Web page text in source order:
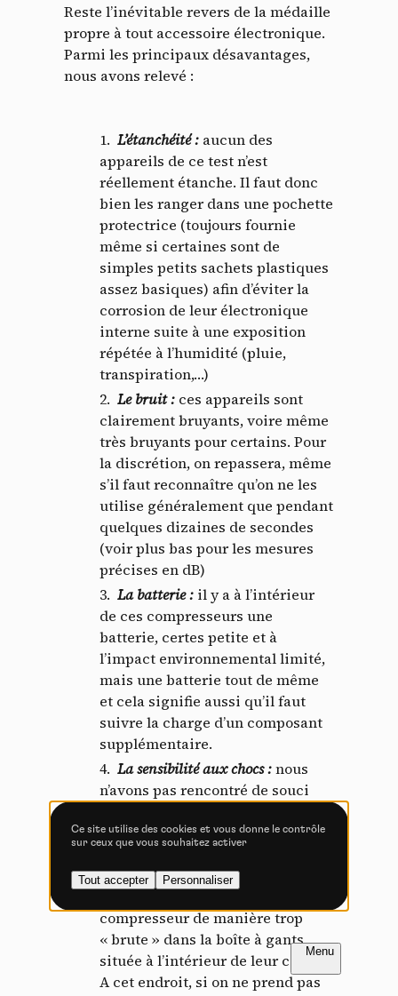
FR NL
Reste l’inévitable revers de la médaille
propre à tout accessoire électronique.
Parmi les principaux désavantages,
nous avons relevé :
L’étanchéité: aucun des
appareils de ce test n’est
réellement étanche. Il faut donc
bien les ranger dans une pochette
protectrice (toujours fournie
même si certaines sont de
simples petits sachets plastiques
assez basiques) afin d’éviter la
corrosion de leur électronique
interne suite à une exposition
répétée à l’humidité (pluie,
transpiration,…)
Le bruit: ces appareils sont
clairement bruyants, voire même
très bruyants pour certains. Pour
la discrétion, on repassera, même
s’il faut reconnaître qu’on ne les
utilise généralement que pendant
quelques dizaines de secondes
(voir plus bas pour les mesures
précises en dB)
La batterie: il y a à l’intérieur
de ces compresseurs une
batterie, certes petite et à
l’impact environnemental limité,
mais une batterie tout de même
et cela signifie aussi qu’il faut
suivre la charge d’un composant
supplémentaire.
La sensibilité aux chocs:nous
n’avons pas rencontré de souci
les retours d’utilisateurs de
longue date, plusieurs nous ont
rapporté avoir eu des soucis
après avoir stocké leur
compresseur de manière trop
« brute » dans la boîte à gants
située à l’intérieur de leur cadre.
A cet endroit, si on ne prend pas
Introduction
PAGE 1 / 13
Introduction
PAGE 1 / 13
Panneau de gestion des
cookies
En autorisant ces services tiers, vous acceptez le dépôt et la
lecture de cookies et l'utilisation de technologies de suivi
nécessaires à leur bon fonctionnement.
Politique de confidentialité
Tout refuser
Vidéos
Les services de partage de vidéo permettent d'enrichir
le site de contenu multimédia et augmentent sa
visibilité.
Vimeo interdit -Ce service peut déposer
Autoriser Interdire
YouTube interdit -
déposer 4 cookies.
Autoriser Interdire
Ce site utilise des cookies et vous donne le contrôle
sur ceux que vous souhaitez activer
Tout accepter Personnaliser